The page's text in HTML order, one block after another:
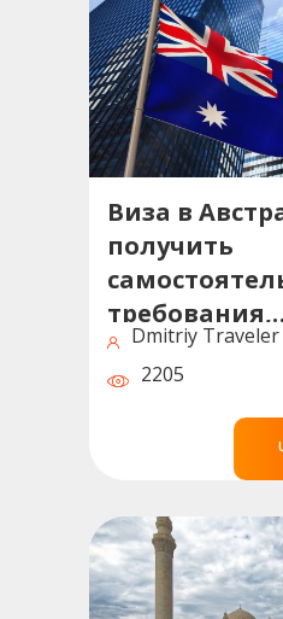
Виза в
получить
требования,
документы,
советы
Dmitriy Traveler
2205